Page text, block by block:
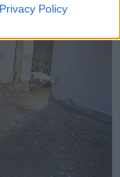
Privacy Policy